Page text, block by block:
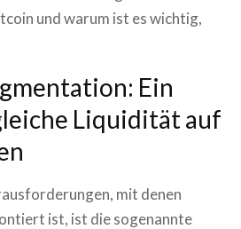
und warum ist es wichtig,
Ein
Liquidität auf
mit denen
ist, ist die sogenannte